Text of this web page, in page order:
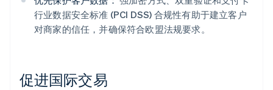
行业数据安全标准 (PCI DSS) 合规性有助于建立客户
对商家的信任，并确保符合欧盟法规要求。
促进国际交易